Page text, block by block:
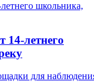
летнего